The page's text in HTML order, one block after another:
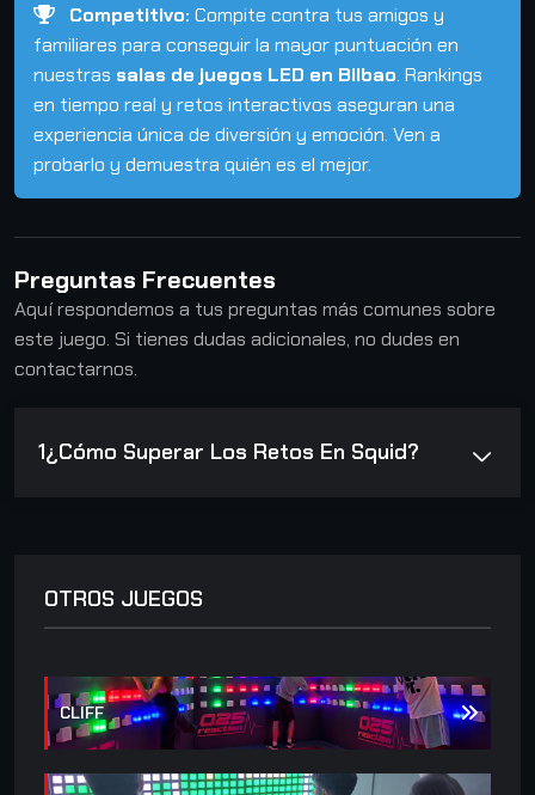
Competitivo: Compite contra tus amigos y
familiares para conseguir la mayor puntuación en
nuestras salas de juegos LED en Bilbao. Rankings
en tiempo real y retos interactivos aseguran una
experiencia única de diversión y emoción. Ven a
probarlo y demuestra quién es el mejor.
Preguntas Frecuentes
Aquí respondemos a tus preguntas más comunes sobre
este juego. Si tienes dudas adicionales, no dudes en
contactarnos.
1¿Cómo Superar Los Retos En Squid?
OTROS JUEGOS
CLIFF